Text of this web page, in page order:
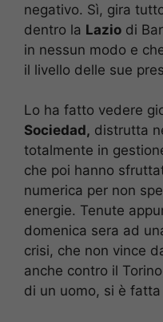
negativo. Sì, gira
dentro la Lazio di
in nessun modo e
il livello delle sue
Lo ha fatto vedere
Sociedad, distrutta
totalmente in
che poi hanno
numerica per non
energie. Tenute
domenica sera ad
crisi, che non vince
anche contro il
di un uomo, si è